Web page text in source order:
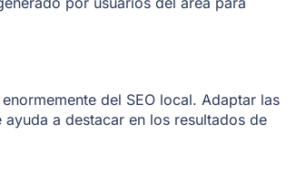
del SEO local. Adaptar las
a destacar en los resultados de